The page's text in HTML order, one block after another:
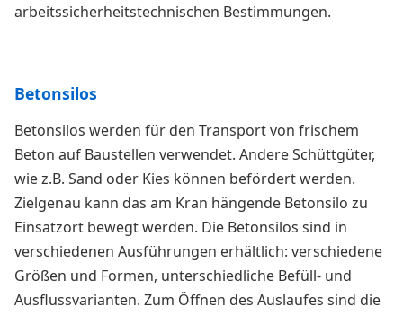
arbeitssicherheitstechnischen Bestimmungen.
Betonsilos
Betonsilos werden für den Transport von frischem
Beton auf Baustellen verwendet. Andere Schüttgüter,
wie z.B. Sand oder Kies können befördert werden.
Zielgenau kann das am Kran hängende Betonsilo zu
Einsatzort bewegt werden. Die Betonsilos sind in
verschiedenen Ausführungen erhältlich: verschiedene
Größen und Formen, unterschiedliche Befüll- und
Ausflussvarianten. Zum Öffnen des Auslaufes sind die